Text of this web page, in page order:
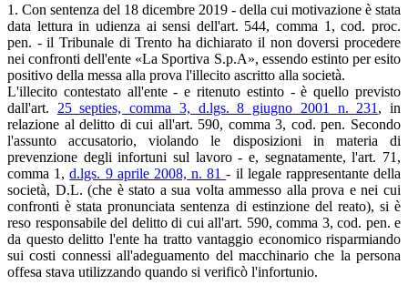
1. Con sentenza del 18 dicembre 2019 - della cui motivazione è stata
data lettura in udienza ai sensi dell'art. 544, comma 1, cod. proc.
pen. - il Tribunale di Trento ha dichiarato il non doversi procedere
nei confronti dell'ente «La Sportiva S.p.A», essendo estinto per esito
positivo della messa alla prova l'illecito ascritto alla società.
L'illecito contestato all'ente - e ritenuto estinto - è quello previsto
dall'art. 25 septies, comma 3, d.lgs. 8 giugno 2001 n. 231 , in
relazione al delitto di cui all'art. 590, comma 3, cod. pen. Secondo
l'assunto accusatorio, violando le disposizioni in materia di
prevenzione degli infortuni sul lavoro - e, segnatamente, l'art. 71,
comma 1,d.lgs. 9 aprile 2008, n. 81- il legale rappresentante della
società, D.L. (che è stato a sua volta ammesso alla prova e nei cui
confronti è stata pronunciata sentenza di estinzione del reato), si è
reso responsabile del delitto di cui all'art. 590, comma 3, cod. pen. e
da questo delitto l'ente ha tratto vantaggio economico risparmiando
sui costi connessi all'adeguamento del macchinario che la persona
offesa stava utilizzando quando si verificò l'infortunio.